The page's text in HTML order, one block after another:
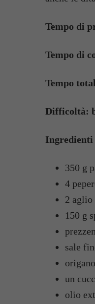
Tempo di
Tempo di
Tempo
Difficoltà:
Ingredienti
350 g
4
2 aglio
150 g
sale
un
olio